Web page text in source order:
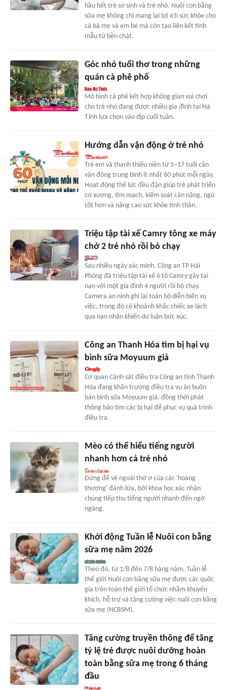
hầu hết trẻ sơ sinh và trẻ nhỏ. Nuôi con bằng
sữa mẹ không chỉ mang lại lợi ích sức khỏe cho
cả bà mẹ và em bé mà còn tạo liên kết tình
mẫu tử bền chặt.
Góc nhỏ tuổi thơ trong những
quán cà phê phố
Mô hình cà phê kết hợp không gian vui chơi
cho trẻ nhỏ đang được nhiều gia đình tại Hà
Tĩnh lựa chọn vào dịp cuối tuần.
Hướng dẫn vận động ở trẻ nhỏ
Trẻ em và thanh thiếu niên từ 5–17 tuổi cần
vận động trung bình ít nhất 60 phút mỗi ngày.
Hoạt động thể lực đều đặn giúp trẻ phát triển
cơ xương, tim mạch, kiểm soát cân nặng, ngủ
tốt hơn và nâng cao sức khỏe tinh thần.
Triệu tập tài xế Camry tông xe máy
chở 2 trẻ nhỏ rồi bỏ chạy
Sau nhiều ngày xác minh, Công an TP Hải
Phòng đã triệu tập tài xế ô tô Camry gây tai
nạn với một gia đình 4 người rồi bỏ chạy.
Camera an ninh ghi lại toàn bộ diễn biến vụ
việc, trong đó có khoảnh khắc chiếc xe lách
qua nạn nhân khiến dư luận bức xúc.
Công an Thanh Hóa tìm bị hại vụ
bình sữa Moyuum giả
Cơ quan Cảnh sát điều tra Công an tỉnh Thanh
Hóa đang khẩn trương điều tra vụ án buôn
bán bình sữa Moyuum giả, đồng thời phát
thông báo tìm các bị hại để phục vụ quá trình
điều tra.
Mèo có thể hiểu tiếng người
nhanh hơn cả trẻ nhỏ
Đừng để vẻ ngoài thờ ơ của các 'hoàng
thượng' đánh lừa, bởi khoa học xác nhận
chúng tiếp thu tiếng người nhanh đến ngỡ
ngàng.
Khởi động Tuần lễ Nuôi con bằng
sữa mẹ năm 2026
Theo đó, từ 1/8 đến 7/8 hàng năm, Tuần lễ
thế giới Nuôi con bằng sữa mẹ được các quốc
gia trên toàn thế giới tổ chức nhằm khuyến
khích, hỗ trợ và tăng cường việc nuôi con bằng
sữa mẹ (NCBSM).
Tăng cường truyền thông để tăng
tỷ lệ trẻ được nuôi dưỡng hoàn
toàn bằng sữa mẹ trong 6 tháng
đầu